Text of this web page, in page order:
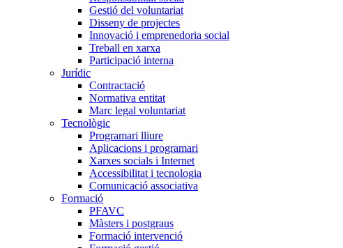
Gestió del voluntariat
Disseny de projectes
Innovació i emprenedoria social
Treball en xarxa
Participació interna
Jurídic
Contractació
Normativa entitat
Marc legal voluntariat
Tecnològic
Programari lliure
Aplicacions i programari
Xarxes socials i Internet
Accessibilitat i tecnologia
Comunicació associativa
Formació
PFAVC
Màsters i postgraus
Formació intervenció